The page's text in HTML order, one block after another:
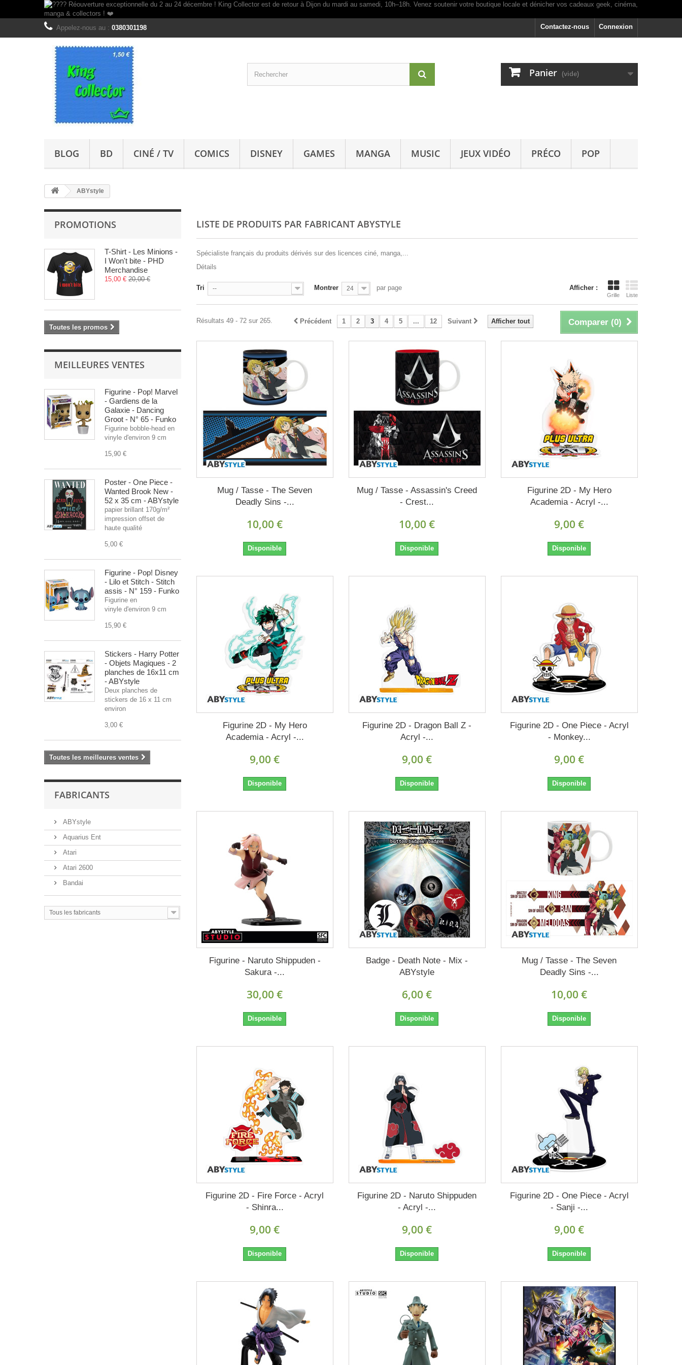
Connexion
Contactez-nous
Appelez-nous au : 0380301198
Panier (vide)
BLOG BD CINÉ / TV COMICS DISNEY GAMES MANGA MUSIC JEUX VIDÉO PRÉCO POP
ABYstyle
PROMOTIONS
T-Shirt - Les Minions -
I Won't bite - PHD
Merchandise
15,00 € 20,00 €
Toutes les promos
MEILLEURES VENTES
Figurine - Pop! Marvel
- Gardiens de la
Galaxie - Dancing
Groot - N° 65 - Funko
Figurine bobble-head en
vinyle d'environ 9 cm
15,90 €
Poster - One Piece -
Wanted Brook New -
52 x 35 cm - ABYstyle
papier brillant 170g/m²
impression offset de
haute qualité
5,00 €
Figurine - Pop! Disney
- Lilo et Stitch - Stitch
assis - N° 159 - Funko
Figurine en
vinyle d'environ 9 cm
15,90 €
Stickers - Harry Potter
- Objets Magiques - 2
planches de 16x11 cm
- ABYstyle
Deux planches de
stickers de 16 x 11 cm
environ
3,00 €
Toutes les meilleures ventes
FABRICANTS
ABYstyle
Aquarius Ent
Atari
Atari 2600
Bandai
Tous les fabricants
LISTE DE PRODUITS PAR FABRICANT ABYSTYLE
Spécialiste français du produits dérivés sur des licences ciné, manga,...
Détails
Afficher :
Grille Liste
Tri -- Montrer 24 par page
Comparer (0)
Afficher tout
Précédent 1 2 3 4 5 ... 12 Suivant
Résultats 49 - 72 sur 265.
Mug / Tasse - The Seven
Deadly Sins -...
10,00 €
Disponible
Mug / Tasse - Assassin's Creed
- Crest...
10,00 €
Disponible
Figurine 2D - My Hero
Academia - Acryl -...
9,00 €
Disponible
Figurine 2D - My Hero
Academia - Acryl -...
9,00 €
Disponible
Figurine 2D - Dragon Ball Z -
Acryl -...
9,00 €
Disponible
Figurine 2D - One Piece - Acryl
- Monkey...
9,00 €
Disponible
Figurine - Naruto Shippuden -
Sakura -...
30,00 €
Disponible
Badge - Death Note - Mix -
ABYstyle
6,00 €
Disponible
Mug / Tasse - The Seven
Deadly Sins -...
10,00 €
Disponible
Figurine 2D - Fire Force - Acryl
- Shinra...
9,00 €
Disponible
Figurine 2D - Naruto Shippuden
- Acryl -...
9,00 €
Disponible
Figurine 2D - One Piece - Acryl
- Sanji -...
9,00 €
Disponible